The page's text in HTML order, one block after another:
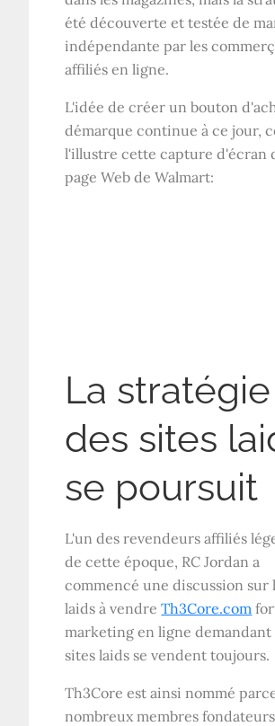
été découverte et testée de
indépendante par les
affiliés en ligne.
L'idée de créer un bouton
démarque continue à ce jour,
l'illustre cette capture d'écran
page Web de Walmart:
La stratégie
des sites
se poursuit
L'un des revendeurs affiliés
de cette époque, RC Jordan a
commencé une discussion sur
laids à vendreTh3Core.com
marketing en ligne demandant
sites laids se vendent toujours.
Th3Core est ainsi nommé
nombreux membres